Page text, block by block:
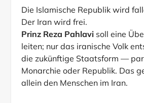
Die Islamische Republik wird
Der Iran wird frei.
Prinz Reza Pahlavi soll eine
leiten; nur das iranische Volk
die zukünftige Staatsform —
Monarchie oder Republik. Das
allein den Menschen im Iran.